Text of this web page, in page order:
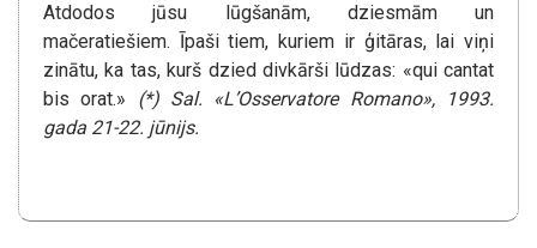
Atdodos jūsu lūgšanām, dziesmām un
mačeratiešiem. Īpaši tiem, kuriem ir ģitāras, lai viņi
zinātu, ka tas, kurš dzied divkārši lūdzas: «qui cantat
bis orat.» (*) Sal. «L’Osservatore Romano», 1993.
gada 21-22. jūnijs.